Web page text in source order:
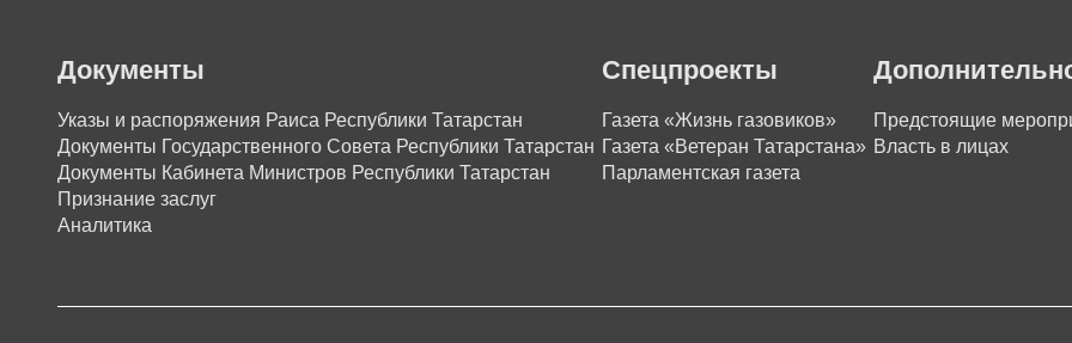
Документы
Указы и распоряжения Раиса Республики Татарстан
Документы Государственного Совета Республики Татарстан
Документы Кабинета Министров Республики Татарстан
Признание заслуг
Аналитика
Спецпроекты
Газета «Жизнь газовиков»
Газета «Ветеран Татарстана»
Парламентская газета
Предстоящие
Власть в лицах